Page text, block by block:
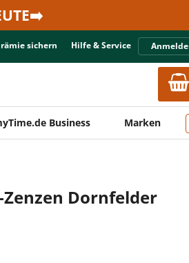
sichern Hilfe & Service
Business Marken
Dornfelder